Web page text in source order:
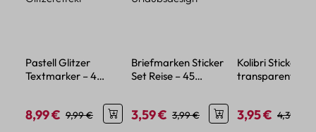
Pastell Glitzer
Textmarker – 4
Verkaufspreis:
8,99 € Regulärer Preis:
9,99 €
Briefmarken Sticker
Set Reise – 45
Verkaufspreis:
3,59 € Regulärer Preis:
3,99 €
Kolibri Sticker
transparent – 50
Verkaufspreis:
3,95 € 4,39 €